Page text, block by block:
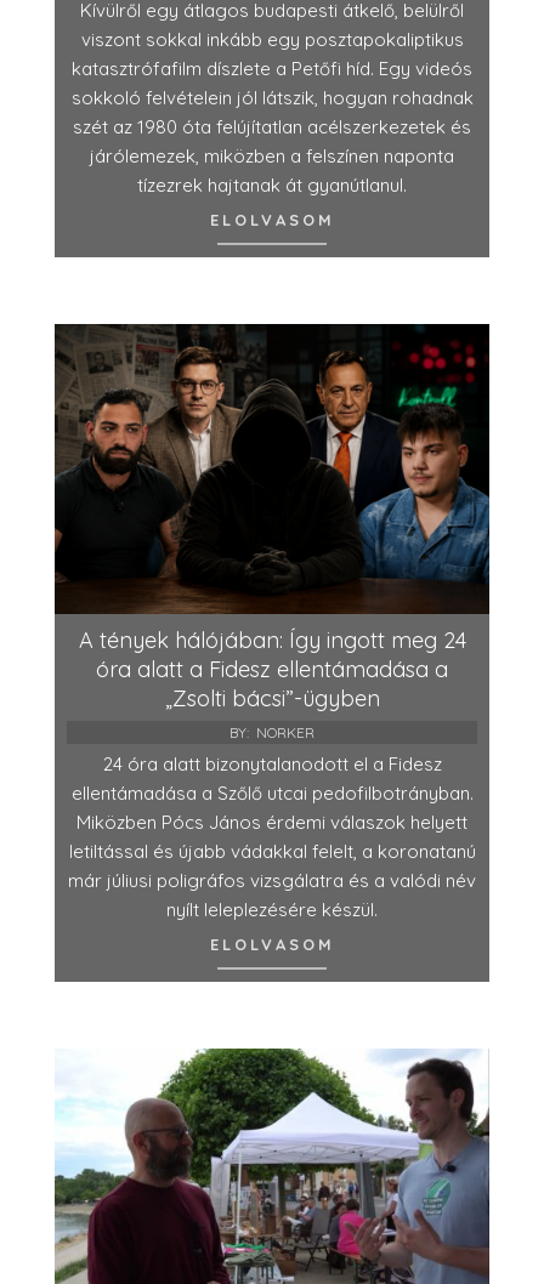
Kívülről egy átlagos budapesti átkelő, belülről
viszont sokkal inkább egy posztapokaliptikus
katasztrófafilm díszlete a Petőfi híd. Egy videós
sokkoló felvételein jól látszik, hogyan rohadnak
szét az 1980 óta felújítatlan acélszerkezetek és
járólemezek, miközben a felszínen naponta
tízezrek hajtanak át gyanútlanul.
ELOLVASOM
A tények hálójában: Így ingott meg 24
óra alatt a Fidesz ellentámadása a
„Zsolti bácsi”-ügyben
BY: NORKER
24 óra alatt bizonytalanodott el a Fidesz
ellentámadása a Szőlő utcai pedofilbotrányban.
Miközben Pócs János érdemi válaszok helyett
letiltással és újabb vádakkal felelt, a koronatanú
már júliusi poligráfos vizsgálatra és a valódi név
nyílt leleplezésére készül.
ELOLVASOM